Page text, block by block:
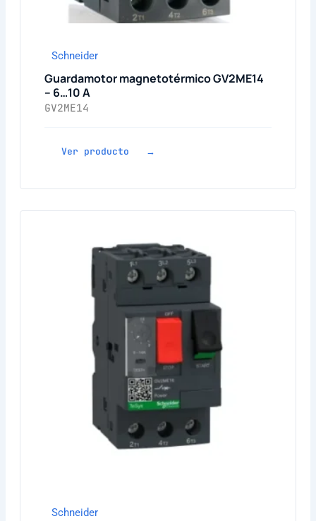
Schneider
Guardamotor magnetotérmico GV2ME14
– 6…10 A
GV2ME14
Ver producto →
Schneider